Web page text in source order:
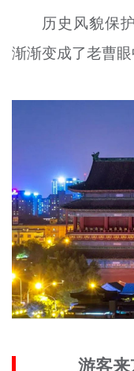
历史风貌保
渐渐变成了老曹眼
游客